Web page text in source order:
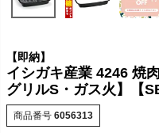
【即納】
イシガキ産業 4246 焼
グリルS・ガス火】【
商品番号 6056313